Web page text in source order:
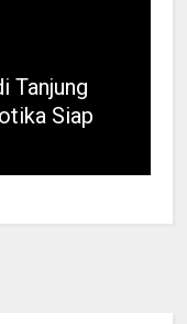
Tanjung
Siap